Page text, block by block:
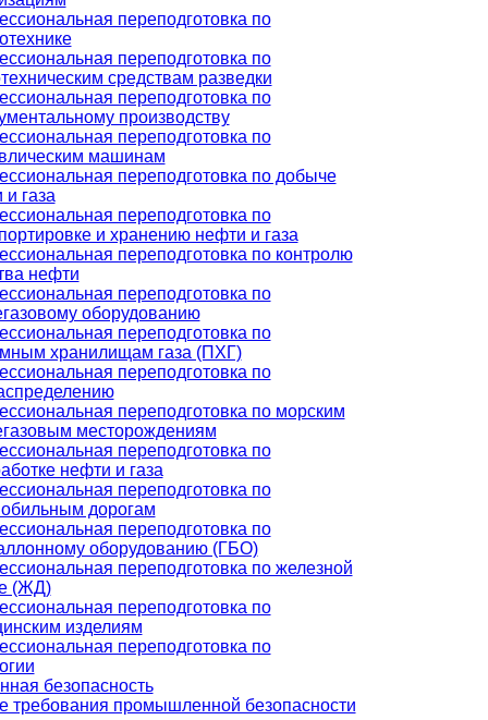
переподготовка по
переподготовка по
средствам разведки
переподготовка по
производству
переподготовка по
машинам
переподготовка по добыче
газа
переподготовка по
и хранению нефти и газа
переподготовка по контролю
нефти
переподготовка по
оборудованию
переподготовка по
хранилищам газа (ПХГ)
переподготовка по
переподготовка по морским
месторождениям
переподготовка по
нефти и газа
переподготовка по
дорогам
переподготовка по
оборудованию (ГБО)
переподготовка по железной
(ЖД)
переподготовка по
изделиям
переподготовка по
безопасность
требования промышленной безопасности